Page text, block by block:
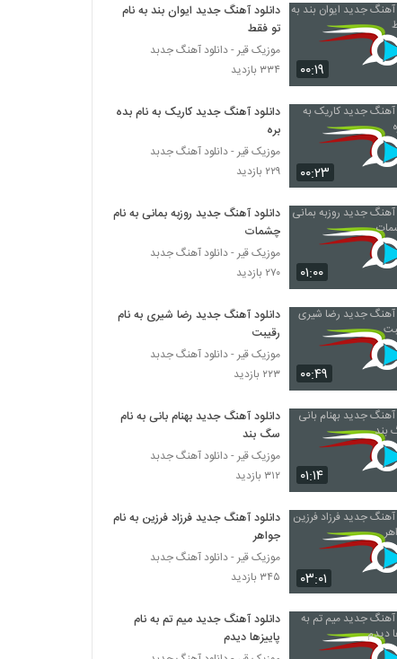
دانلود آهنگ یکم آرومم کن از علیرضا هادیان
۱,۴۴۶ بازدید
فرداد راسخ آهنگ شدی یه دنیا
۷۶۳ بازدید
دانلود آهنگ امیر کربلایی حال منو ببین
۱,۵۶۵ بازدید
تیزر ابراهیم محسن چاوشی
۸۸۹ بازدید
Sina Derakhshande Deldar
دانلود آهنگ یار اومده از میثاق راد به همراه متن
ترانه
۳,۴۱۰ بازدید
دانلود آهنگ وقتشه از علیرضا روزگار به همراه
متن ترانه
۳,۲۱۴ بازدید
دانلود آهنگ سالار (جدید) هوای تو
۱,۱۶۱ بازدید
Mohammad Ebrahim Pour Eshghe
Zendegim
۰۰:۱۹
دانلود آهنگ جدید ایوان بند به نام
تو فقط
موزیک قیر - دانلود آهنگ جدبد
۳۳۴ بازدید
۰۰:۲۳
دانلود آهنگ جدید کاریک به نام بده
بره
موزیک قیر - دانلود آهنگ جدبد
۲۲۹ بازدید
۰۱:۰۰
دانلود آهنگ جدید روزبه بمانی به نام
چشمات
موزیک قیر - دانلود آهنگ جدبد
۲۷۰ بازدید
۰۰:۴۹
دانلود آهنگ جدید رضا شیری به نام
رقیبت
موزیک قیر - دانلود آهنگ جدبد
۲۲۳ بازدید
۰۱:۱۴
دانلود آهنگ جدید بهنام بانی به نام
سگ بند
موزیک قیر - دانلود آهنگ جدبد
۳۱۲ بازدید
۰۳:۰۱
دانلود آهنگ جدید فرزاد فرزین به نام
جواهر
موزیک قیر - دانلود آهنگ جدبد
۳۴۵ بازدید
دانلود آهنگ جدید میم تم به نام
پاییزها دیدم